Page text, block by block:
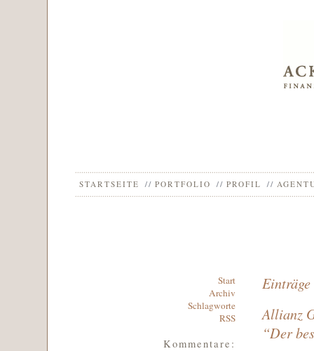
Start
Archiv
Schlagworte
RSS
Kommentare:
Allianz
“Der
STARTSEITE PORTFOLIO PROFIL